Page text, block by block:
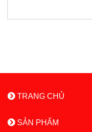
TRANG CHỦ
SẢN PHẨM